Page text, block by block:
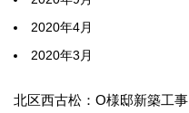
2020年4月
2020年3月
北区西古松：O様邸新築工事